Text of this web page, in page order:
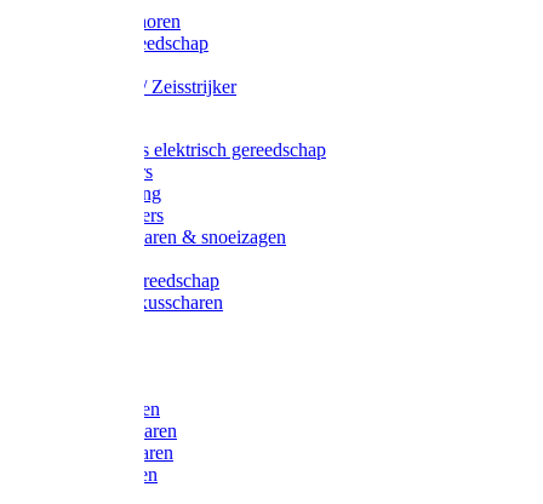
Zeis toebehoren
Baggergereedschap
Wetstenen / Zeisstrijker
Accessoires elektrisch gereedschap
Grasmaaiers
Tuinreiniging
Robotmaaiers
Heggenscharen & snoeizagen
Klussen gereedschap
Gras & buxusscharen
Snoeischaren
Heggenscharen
Takkenscharen
Snoeimessen